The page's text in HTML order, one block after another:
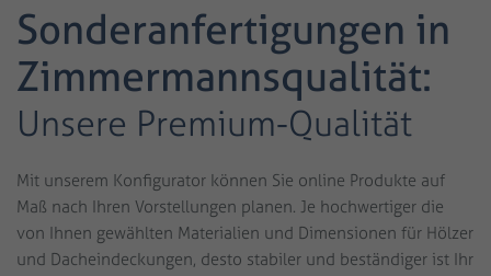
Sonderanfertigungen in
Zimmermanns­qualität:
Unsere Premium-Qualität
Mit unserem Konfigurator können Sie online Produkte auf
Maß nach Ihren Vorstellungen planen. Je hochwertiger die
von Ihnen gewählten Materialien und Dimensionen für Hölzer
und Dacheindeckungen, desto stabiler und beständiger ist Ihr